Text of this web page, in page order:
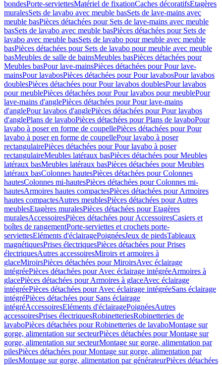
bondesPorte-serviettesMatériel de fixationCaches décoratifsEtagères
muralesSets de lavabo avec meuble basSets de lave-mains avec
meuble basPièces détachées pour Sets de lave-mains avec meuble
basSets de lavabo avec meuble basPièces détachées pour Sets de
lavabo avec meuble basSets de lavabo pour meuble avec meuble
basPièces détachées pour Sets de lavabo pour meuble avec meuble
basMeubles de salle de bainsMeubles basPièces détachées pour
Meubles basPour lave-mainsPièces détachées pour Pour lave-
mainsPour lavabosPièces détachées pour Pour lavabosPour lavabos
doublesPièces détachées pour Pour lavabos doublesPour lavabos
pour meublePièces détachées pour Pour lavabos pour meublePour
lave-mains d'anglePièces détachées pour Pour lave-mains
d'anglePour lavabos d'anglePièces détachées pour Pour lavabos
d'anglePlans de lavaboPièces détachées pour Plans de lavaboPour
lavabo à poser en forme de coupellePièces détachées pour Pour
lavabo à poser en forme de coupellePour lavabo à poser
rectangulairePièces détachées pour Pour lavabo à poser
rectangulaireMeubles latéraux basPièces détachées pour Meubles
latéraux basMeubles latéraux basPièces détachées pour Meubles
latéraux basColonnes hautesPièces détachées pour Colonnes
hautesColonnes mi-hautesPièces détachées pour Colonnes mi-
hautesArmoires hautes compactesPièces détachées pour Armoires
hautes compactesAutres meublesPièces détachées pour Autres
meublesEtagères muralesPièces détachées pour Etagères
muralesAccessoiresPièces détachées pour AccessoiresCasiers et
boîtes de rangementPorte-serviettes et crochets porte-
serviettesEléments d'éclairagePoignéesJeux de piedsTableaux
magnétiquesPrises électriquesPièces détachées pour Prises
électriquesAutres accessoiresMiroirs et armoires à
glaceMiroirsPièces détachées pour MiroirsAvec éclairage
intégréePièces détachées pour Avec éclairage intégréeArmoires à
glacePièces détachées pour Armoires à glaceAvec éclairage
intégréePièces détachées pour Avec éclairage intégréeSans éclairage
intégréPièces détachées pour Sans éclairage
intégréAccessoiresEléments d'éclairagePoignéesAutres
accessoiresPrises électriquesRobinetteriesRobinetteries de
lavaboPièces détachées pour Robinetteries de lavaboMontage sur
gorge, alimentation sur secteurPièces détachées pour Montage sur
gorge, alimentation sur secteurMontage sur gorge, alimentation par
pilesPièces détachées pour Montage sur gorge, alimentation par
pilesMontage sur gorge, alimentation par générateurPièces détachées